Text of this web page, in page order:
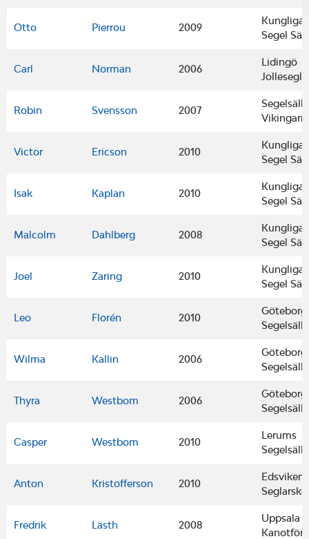
Otto Pierrou 2009
Kungliga
Segel
Carl Norman 2006
Lidingö
Robin Svensson 2007
Victor Ericson 2010
Kungliga
Segel
Isak Kaplan 2010
Kungliga
Segel
Malcolm Dahlberg 2008
Kungliga
Segel
Joel Zaring 2010
Kungliga
Segel
Leo Florén 2010
Wilma Kallin 2006
Thyra Westbom 2006
Casper Westbom 2010
Lerums
Anton Kristofferson 2010
Edsvikens
Fredrik Lästh 2008
Uppsala